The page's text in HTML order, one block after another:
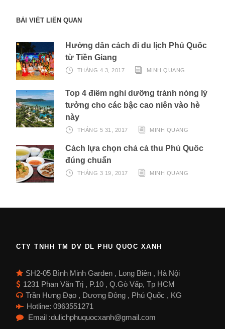
BÀI VIẾT LIÊN QUAN
Hướng dẫn cách đi du lịch Phú Quốc
từ Tiền Giang
THÁNG 4 3, 2017 MINH QUANG
Top 4 điểm nghỉ dưỡng tránh nóng lý
tưởng cho các bậc cao niên vào hè
này
THÁNG 5 31, 2017 MINH QUANG
Cách lựa chọn chả cá thu Phú Quốc
đúng chuẩn
THÁNG 3 19, 2017 MINH QUANG
CTY TNHH TM DV DL PHÚ QUỐC XANH
SH2-05 Bình Minh Garden , Long Biên , Hà Nội
1231 Phan Văn Trị , P.10 , Q.Gò Vấp, Tp HCM
Trần Hưng Đạo , Dương Đông , Phú Quốc , KG
Hotline: 0963551271
Email :dulichphuquocxanh@gmail.com